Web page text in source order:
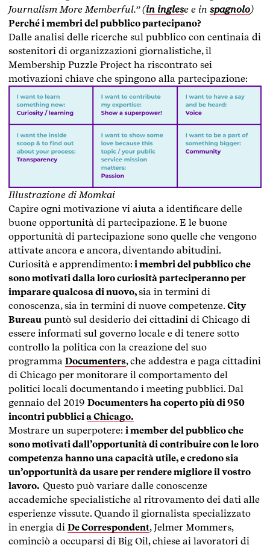
Journalism More Memberful.” (in inglese e in spagnolo)
Perché i membri del pubblico partecipano?
Dalle analisi delle ricerche sul pubblico con centinaia di
sostenitori di organizzazioni giornalistiche, il
Membership Puzzle Project ha riscontrato sei
motivazioni chiave che spingono alla partecipazione:
Illustrazione di Momkai
Capire ogni motivazione vi aiuta a identificare delle
buone opportunità di partecipazione. E le buone
opportunità di partecipazione sono quelle che vengono
attivate ancora e ancora, diventando abitudini.
Curiosità e apprendimento: i membri del pubblico che
sono motivati dalla loro curiosità parteciperanno per
imparare qualcosa di nuovo,sia in termini di
conoscenza, sia in termini di nuove competenze. City
Bureau puntò sul desiderio dei cittadini di Chicago di
essere informati sul governo locale e di tenere sotto
controllo la politica con la creazione del suo
programma Documenters, che addestra e paga cittadini
di Chicago per monitorare il comportamento del
politici locali documentando i meeting pubblici. Dal
gennaio del 2019 Documenters ha coperto più di 950
incontri pubblici a Chicago.
Mostrare un superpotere: i member del pubblico che
sono motivati dall’opportunità di contribuire con le loro
competenza hanno una capacità utile, e credono sia
un’opportunità da usare per rendere migliore il vostro
lavoro. Questo può variare dalle conoscenze
accademiche specialistiche al ritrovamento dei dati alle
esperienze vissute. Quando il giornalista specializzato
in energia di De Correspondent, Jelmer Mommers,
cominciò a occuparsi di Big Oil, chiese ai lavoratori di